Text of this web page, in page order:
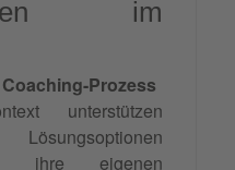
im
Prozess
unterstützen
Lösungsoptionen
ihre eigenen